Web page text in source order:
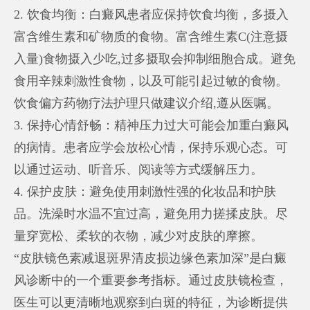
2. 饮食均衡：白癜风患者应保持饮食均衡，多摄入
富含维生素和矿物质的食物。富含维生素C(注意摄
入量)食物摄入少吃,过多摄取会抑制细胞合成。避免
食用辛辣刺激性食物，以及可能引起过敏的食物。
饮食偏方药物疗法护理只做建议介绍,遵从医嘱。
3. 保持心情舒畅：精神压力过大可能会加重白癜风
的病情。患者应学会放松心情，保持乐观心态。可
以通过运动、听音乐、阅读等方式缓解压力。
4. 保护皮肤：避免使用刺激性强的化妆品和护肤
品。洗澡时水温不宜过高，避免用力搓揉皮肤。尽
量穿宽松、柔软的衣物，减少对皮肤的摩擦。
“皮肤镜色素减退斑界清皮损边缘色素加深”是白癜
风诊断中的一个重要参考指标。通过皮肤镜检查，
医生可以更清晰地观察到白斑的特征，为诊断提供